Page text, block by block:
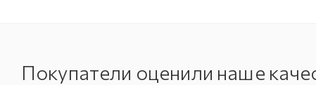
Покупатели оценили наше